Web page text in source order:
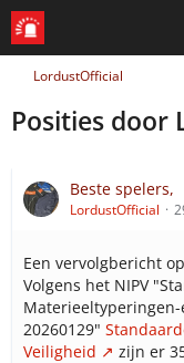
LordustOfficial
Posities door
Beste spelers,
LordustOfficial
Een vervolgbericht
Volgens het NIPV
20260129"
Veiligheid
zijn er